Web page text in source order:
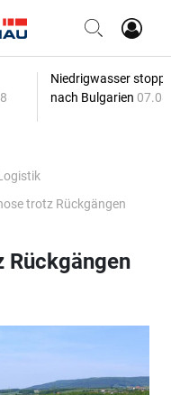
Niedrigwasser
nach Bulgarien
trotz Rückgängen
Rückgängen